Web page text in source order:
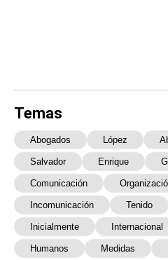
Temas
Abogados López
Salvador Enrique
Comunicación
Incomunicación Tenido
Inicialmente Internacional
Humanos Medidas